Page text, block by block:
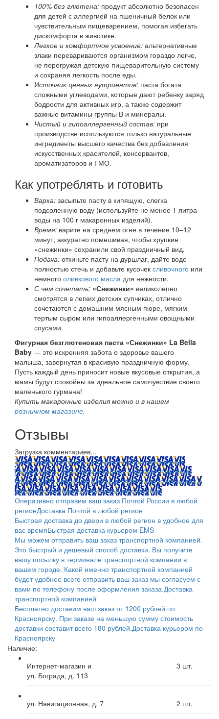
100% без глютена: продукт абсолютно безопасен
для детей с аллергией на пшеничный белок или
чувствительным пищеварением, помогая избегать
дискомфорта в животике.
Легкое и комфортное усвоение: альтернативные
злаки перевариваются организмом гораздо легче,
не перегружая детскую пищеварительную систему
и сохраняя легкость после еды.
Источник ценных нутриентов: паста богата
сложными углеводами, которые дают ребенку заряд
бодрости для активных игр, а также содержит
важные витамины группы В и минералы.
Чистый и гипоаллергенный состав: при
производстве используются только натуральные
ингредиенты высшего качества без добавления
искусственных красителей, консервантов,
ароматизаторов и ГМО.
Как употреблять и готовить
Варка: засыпьте пасту в кипящую, слегка
подсоленную воду (используйте не менее 1 литра
воды на 100 г макаронных изделий).
Время: варите на среднем огне в течение 10–12
минут, аккуратно помешивая, чтобы хрупкие
«снежинки» сохранили свой праздничный вид.
Подача: откиньте пасту на дуршлаг, дайте воде
полностью стечь и добавьте кусочек сливочного или
немного оливкового масла для нежности.
С чем сочетать: «Снежинки» великолепно
смотрятся в легких детских супчиках, отлично
сочетаются с домашним мясным пюре, мягким
тертым сыром или гипоаллергенными овощными
соусами.
Фигурная безглютеновая паста «Снежинки» La Bella
Baby — это искренняя забота о здоровье вашего
малыша, завернутая в красивую праздничную форму.
Пусть каждый день приносит новые вкусовые открытия, а
мамы будут спокойны за идеальное самочувствие своего
маленького гурмана!
Купить макаронные изделия можно и в нашем
розничном магазине.
Отзывы
Загрузка комментариев...
Заказ можно оплатить любым способом: наличными
(Красноярск); пластиковой картой; в любом отделении
банка; QIWI, яндекс.деньгами; в платежных терминалах и
другими способами.Оплата любым способом
Оперативно отправим ваш заказ Почтой России в любой
регионДоставка Почтой в любой регион
Быстрая доставка до двери в любой регион в удобное для
вас времяБыстрая доставка курьером EMS
Мы можем отправить ваш заказ транспортной компанией.
Это быстрый и дешевый способ доставки. Вы получите
вашу посылку в терминале транспортной компании в
вашем городе. Какой именно транспортной компанией
будет удобнее всего отправить ваш заказ мы согласуем с
вами по телефону после оформления заказа.Доставка
транспортной компанией
Бесплатно доставим ваш заказ от 1200 рублей по
Красноярску. При заказе на меньшую сумму стоимость
доставки составит всего 180 рублей.Доставка курьером по
Красноярску
Наличие:
Интернет-магазин и
ул. Бограда, д. 113
3 шт.
ул. Навигационная, д. 7 2 шт.